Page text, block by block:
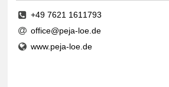
+49 7621 1611793
office@peja-loe.de
www.peja-loe.de